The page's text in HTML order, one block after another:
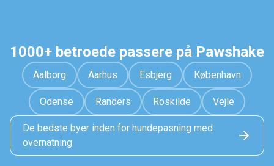
1000+ betroede passere på Pawshake
Aalborg Aarhus Esbjerg København
Odense Randers Roskilde Vejle
De bedste byer inden for hundepasning med
overnatning